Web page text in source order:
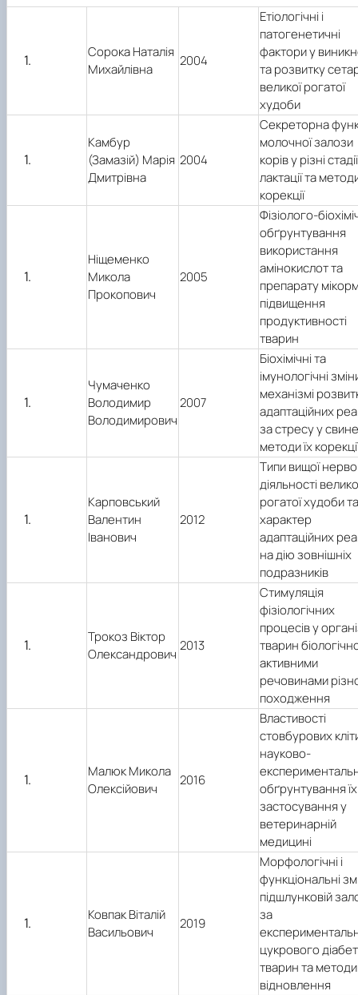
Сорока Наталія
Михайлівна
2004
Етіологічні і
патогенетичні
фактори у
та розвитку
великої рогатої
худоби
Камбур
(Замазій) Марія
Дмитрівна
2004
Секреторна
молочної залози
корів у різні стадії
лактації та методи
корекції
Ніщеменко
Микола
Прокопович
2005
Фізіолого-
обґрунтування
використання
амінокислот та
препарату
підвищення
продуктивності
тварин
Чумаченко
Володимир
Володимирович
2007
Біохімічні та
імунологічні
механізмі
адаптаційних
за стресу у
методи їх
Карповський
Валентин
Іванович
2012
Типи вищої
діяльності
рогатої худоби та
характер
адаптаційних
на дію зовнішніх
подразників
Трокоз Віктор
Олександрович
2013
Стимуляція
фізіологічних
процесів у
тварин
активними
речовинами
походження
Малюк Микола
Олексійович
2016
Властивості
стовбурових
науково-
обґрунтування їх
застосування у
ветеринарній
медицині
Ковпак Віталій
Васильович
2019
Морфологічні і
функціональні
підшлунковій
за
цукрового
тварин та методи
відновлення